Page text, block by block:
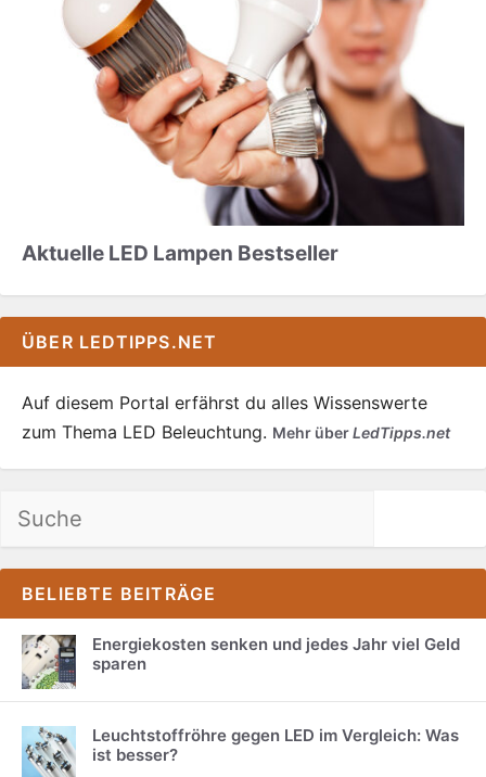
Aktuelle LED Lampen Bestseller
ÜBER LEDTIPPS.NET
Auf diesem Portal erfährst du alles Wissenswerte
zum Thema LED Beleuchtung. Mehr überLedTipps.net
Suchen
BELIEBTE BEITRÄGE
Energiekosten senken und jedes Jahr viel Geld
sparen
Leuchtstoffröhre gegen LED im Vergleich: Was
ist besser?